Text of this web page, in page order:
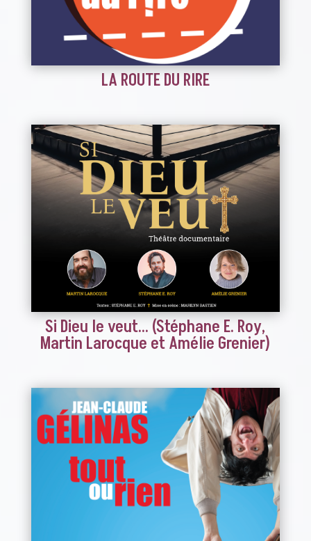
LA ROUTE DU RIRE
Si Dieu le veut… (Stéphane E. Roy,
Martin Larocque et Amélie Grenier)